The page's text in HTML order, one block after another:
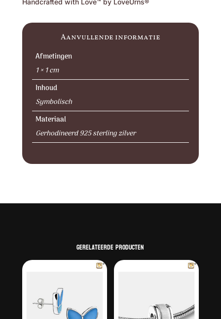
Handcrafted with Love™ by LoveUrns®
Aanvullende informatie
Afmetingen
1 × 1 cm
Inhoud
Symbolisch
Materiaal
Gerhodineerd 925 sterling zilver
Gerelateerde producten